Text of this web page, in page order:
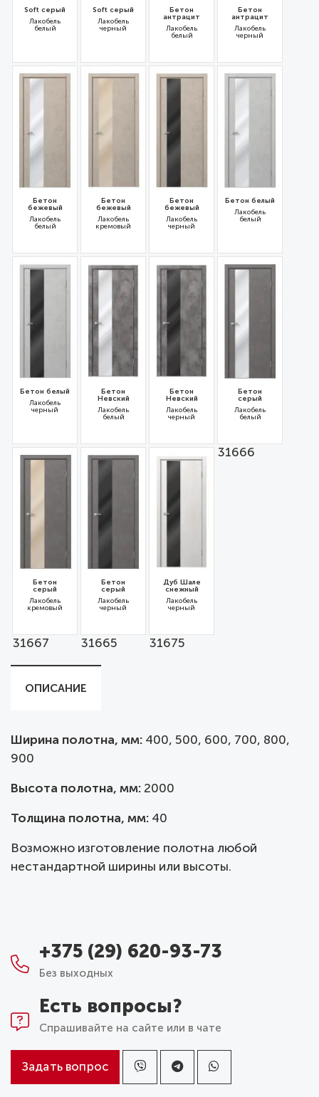
Soft серый
Лакобель
белый
31682
Soft серый
Лакобель
черный
31681
Бетон
антрацит
Лакобель
белый
31662
Бетон
антрацит
Лакобель
черный
31661
Бетон
бежевый
Лакобель
белый
31659
Бетон
бежевый
Лакобель
кремовый
31660
Бетон
бежевый
Лакобель
черный
31658
Бетон белый
Лакобель
белый
31664
Бетон белый
Лакобель
черный
31663
Бетон
Невский
Лакобель
белый
31669
Бетон
Невский
Лакобель
черный
31668
Бетон
серый
Лакобель
белый
31666
Бетон
серый
Лакобель
кремовый
31667
Бетон
серый
Лакобель
черный
31665
Дуб Шале
снежный
Лакобель
черный
31675
ОПИСАНИЕ
Ширина полотна, мм: 400, 500, 600, 700, 800,
900
Высота полотна, мм: 2000
Толщина полотна, мм: 40
Возможно изготовление полотна любой
нестандартной ширины или высоты.
+375 (29) 620-93-73
Без выходных
Есть вопросы?
Спрашивайте на сайте или в чате
Задать вопрос